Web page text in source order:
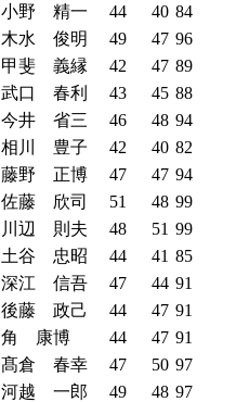
小野 精一 44 40 84
木水 俊明 49 47 96
甲斐 義縁 42 47 89
武口 春利 43 45 88
今井 省三 46 48 94
相川 豊子 42 40 82
藤野 正博 47 47 94
佐藤 欣司 51 48 99
川辺 則夫 48 51 99
土谷 忠昭 44 41 85
深江 信吾 47 44 91
後藤 政己 44 47 91
角 康博 44 47 91
髙倉 春幸 47 50 97
河越 一郎 49 48 97